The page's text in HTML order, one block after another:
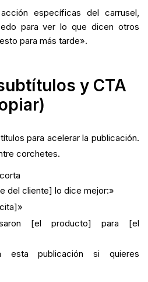
específicas del carrusel,
para ver lo que dicen otros
para más tarde».
y CTA
para acelerar la publicación.
corchetes.
del cliente] lo dice mejor:»
[el producto] para [el
esta publicación si quieres